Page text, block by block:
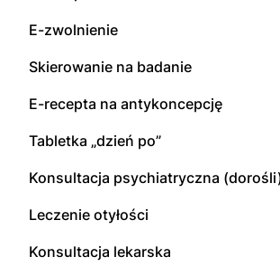
E-zwolnienie
Skierowanie na badanie
E-recepta na antykoncepcję
Tabletka „dzień po”
Konsultacja psychiatryczna
Leczenie otyłości
Konsultacja lekarska